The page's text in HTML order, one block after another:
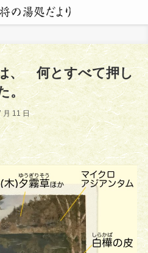
、 何とすべて押し
。
月 11 日